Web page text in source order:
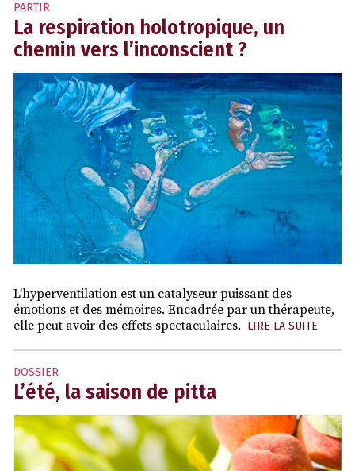
PARTIR
La respiration holotropique, un
chemin vers l’inconscient ?
L’hyperventilation est un catalyseur puissant des
émotions et des mémoires. Encadrée par un thérapeute,
elle peut avoir des effets spectaculaires. LIRE LA SUITE
DOSSIER
L’été, la saison de pitta